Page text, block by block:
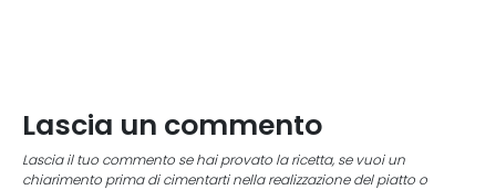
Lascia un commento
Lascia il tuo commento se hai provato la ricetta, se vuoi un
chiarimento prima di cimentarti nella realizzazione del piatto o